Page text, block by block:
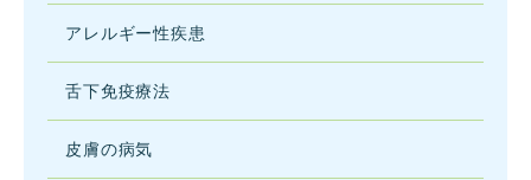
アレルギー性疾患
舌下免疫療法
皮膚の病気